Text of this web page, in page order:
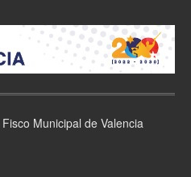
Fisco Municipal de Valencia